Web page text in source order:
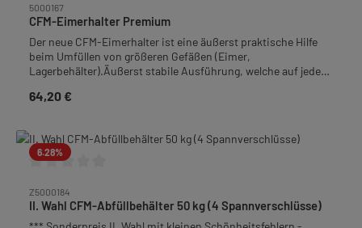
5000167
CFM-Eimerhalter Premium
Der neue CFM-Eimerhalter ist eine äußerst praktische Hilfe
beim Umfüllen von größeren Gefäßen (Eimer,
Lagerbehälter).Äußerst stabile Ausführung, welche auf jeden
belastet werden kann. Besonders ist die vorhandene
(V2A) | Gesamtlänge 40,5 cm
Regulärer Preis:
64,20 €
6.28%
Z5000184
II. Wahl CFM-Abfüllbehälter 50 kg (4 Spannverschlüsse)